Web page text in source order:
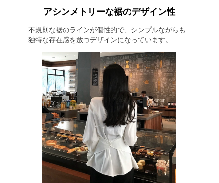
アシンメトリーな裾のデザイン性
不規則な裾のラインが個性的で、シンプルながらも
独特な存在感を放つデザインになっています。